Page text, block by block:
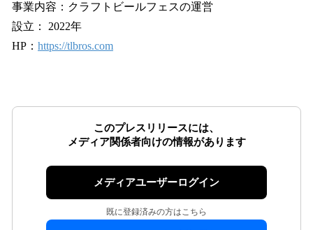
事業内容：クラフトビールフェスの運営
設立： 2022年
HP： https://tlbros.com
このプレスリリースには、
メディア関係者向けの情報があります
メディアユーザーログイン
既に登録済みの方はこちら